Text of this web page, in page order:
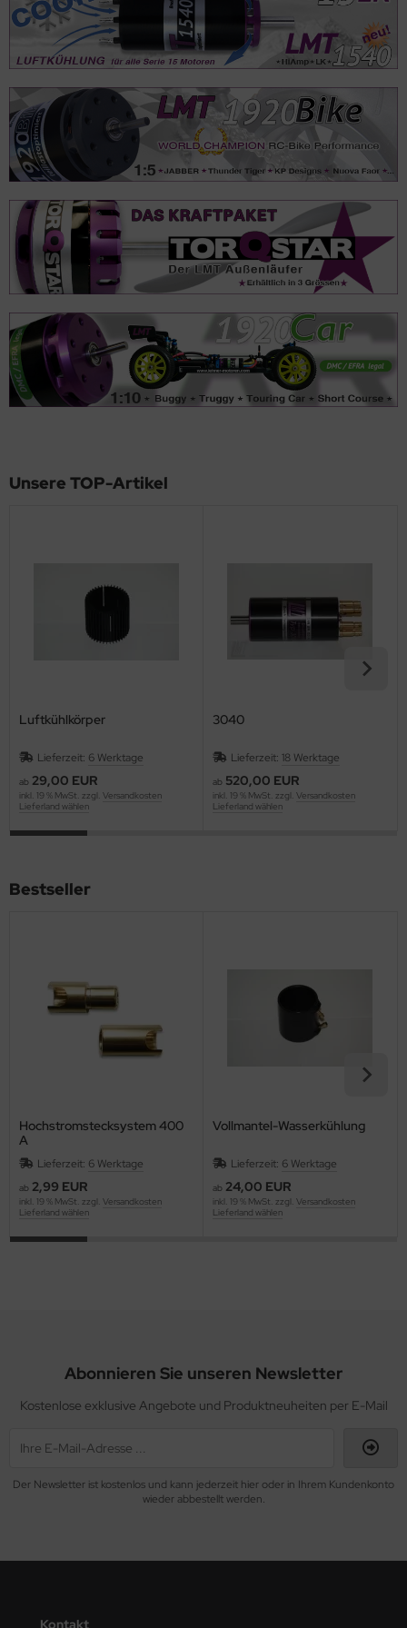
Unsere TOP-Artikel
Luftkühlkörper
Lieferzeit: 6 Werktage
ab 29,00 EUR
inkl. 19 % MwSt. zzgl. Versandkosten
Lieferland wählen
3040
Lieferzeit: 18 Werktage
ab 520,00 EUR
inkl. 19 % MwSt. zzgl. Versandkosten
Lieferland wählen
Bestseller
Hochstromstecksystem 400
A
Lieferzeit: 6 Werktage
ab 2,99 EUR
inkl. 19 % MwSt. zzgl. Versandkosten
Lieferland wählen
Vollmantel-Wasserkühlung
Lieferzeit: 6 Werktage
ab 24,00 EUR
inkl. 19 % MwSt. zzgl. Versandkosten
Lieferland wählen
Abonnieren Sie unseren Newsletter
Kostenlose exklusive Angebote und Produktneuheiten per E-Mail
Der Newsletter ist kostenlos und kann jederzeit hier oder in Ihrem Kundenkonto
wieder abbestellt werden.
Kontakt